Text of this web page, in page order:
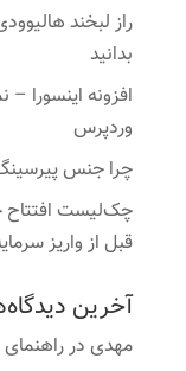
راز لبخند
بدانید
افزونه اینسورا
وردپرس
چرا جنس
قبل از واریز
آخرین
مهدیدر